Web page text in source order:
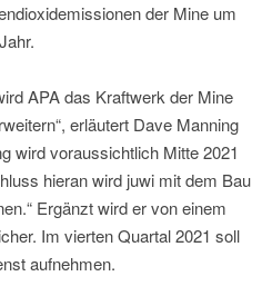
der Mine um
APA das Kraftwerk der Mine
erläutert Dave Manning
wird voraussichtlich Mitte 2021
hieran wird juwi mit dem Bau
Ergänzt wird er von einem
Im vierten Quartal 2021 soll
aufnehmen.